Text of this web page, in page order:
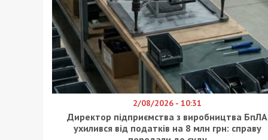
2/08/2026 - 10:31
Директор підприємства з виробництва БпЛА
ухилився від податків на 8 млн грн: справу